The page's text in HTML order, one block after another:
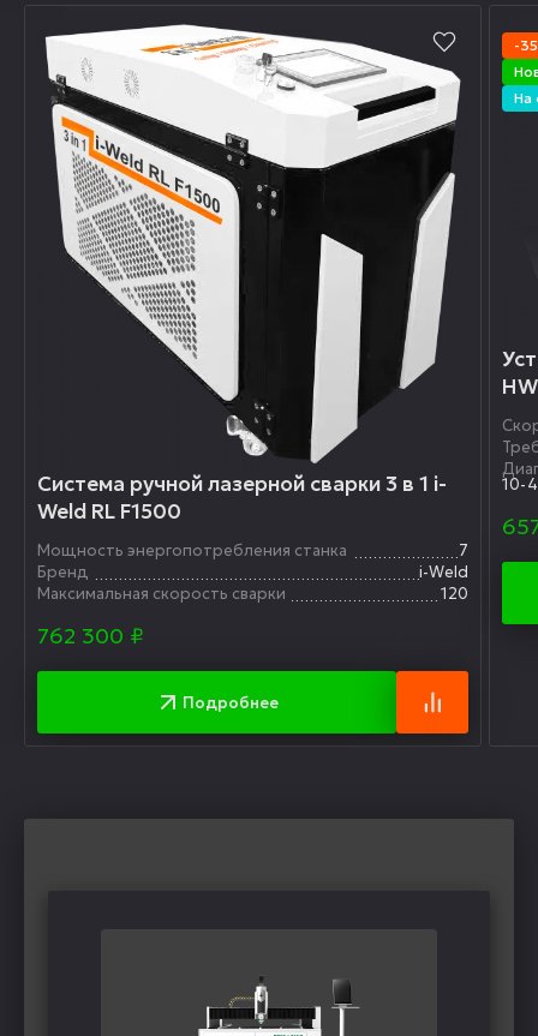
Система ручной лазерной сварки 3 в 1 i-
Weld RL F1500
Мощность энергопотребления станка
7
Бренд
i-Weld
Максимальная скорость сварки
120
762 300 ₽
Подробнее
-
На
10-